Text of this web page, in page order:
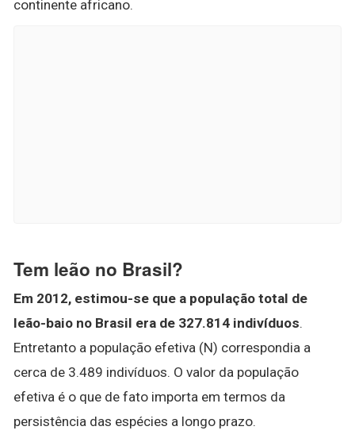
continente africano.
Tem leão no Brasil?
Em 2012, estimou-se que a população total de
leão-baio no Brasil era de 327.814 indivíduos.
Entretanto a população efetiva (N) correspondia a
cerca de 3.489 indivíduos. O valor da população
efetiva é o que de fato importa em termos da
persistência das espécies a longo prazo.